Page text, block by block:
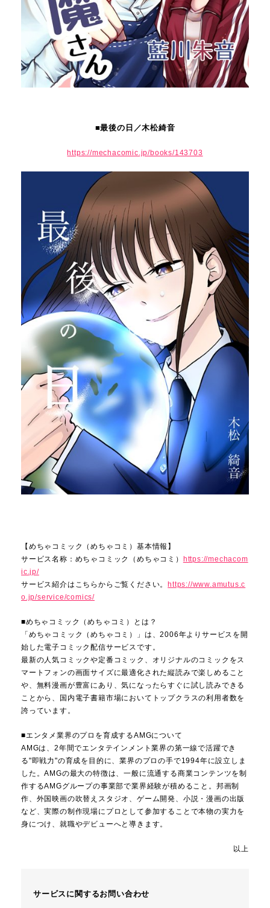
■最後の日／木松綺音
https://mechacomic.jp/books/143703
【めちゃコミック（めちゃコミ）基本情報】
サービス名称：めちゃコミック（めちゃコミ） https://mechacom
ic.jp/
サービス紹介はこちらからご覧ください。https://www.amutus.c
o.jp/service/comics/
■めちゃコミック（めちゃコミ）とは？
「めちゃコミック（めちゃコミ）」は、2006年よりサービスを開
始した電子コミック配信サービスです。
最新の人気コミックや定番コミック、オリジナルのコミックをス
マートフォンの画面サイズに最適化された縦読みで楽しめること
や、無料漫画が豊富にあり、気になったらすぐに試し読みできる
ことから、国内電子書籍市場においてトップクラスの利用者数を
誇っています。
■エンタメ業界のプロを育成するAMGについて
AMGは、2年間でエンタテインメント業界の第一線で活躍でき
る"即戦力"の育成を目的に、業界のプロの手で1994年に設立しま
した。AMGの最大の特徴は、一般に流通する商業コンテンツを制
作するAMGグループの事業部で業界経験が積めること。邦画制
作、外国映画の吹替えスタジオ、ゲーム開発、小説・漫画の出版
など、実際の制作現場にプロとして参加することで本物の実力を
身につけ、就職やデビューへと導きます。
以上
サービスに関するお問い合わせ